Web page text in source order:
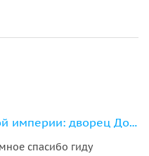
Последний блеск Османской империи: дворец Долмабахче
спасибо гиду